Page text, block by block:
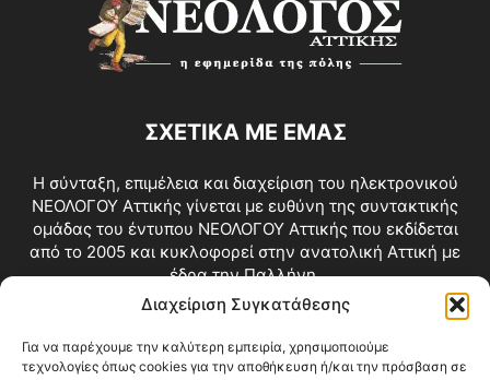
Διαχείριση Συγκατάθεσης
Για να παρέχουμε την καλύτερη εμπειρία, χρησιμοποιούμε
τεχνολογίες όπως cookies για την αποθήκευση ή/και την πρόσβαση σε
ΣΧΕΤΙΚΑ ΜΕ ΕΜΑΣ
Η σύνταξη, επιμέλεια και διαχείριση του ηλεκτρονικού
ΝΕΟΛΟΓΟΥ Αττικής γίνεται με ευθύνη της συντακτικής
ομάδας του έντυπου ΝΕΟΛΟΓΟΥ Αττικής που εκδίδεται
από το 2005 και κυκλοφορεί στην ανατολική Αττική με
έδρα την Παλλήνη.
Επικοινωνία:info@neologosattikis.gr